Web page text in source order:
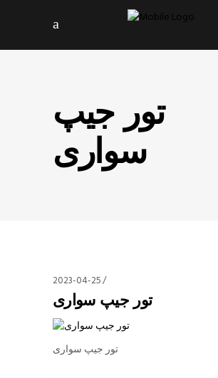
تور جیپ
سواری
2023-04-25
تور جیپ سواری
تور جیپ سواری